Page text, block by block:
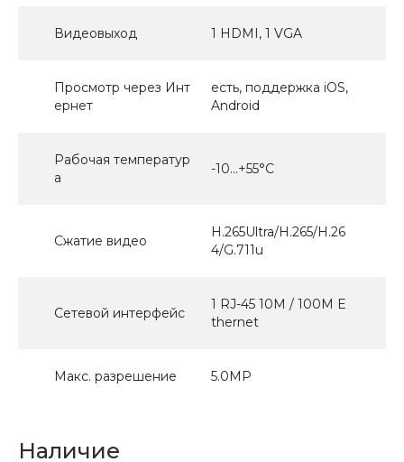
Видеовыход 1 HDMI, 1 VGA
Просмотр через Инт
ернет
есть, поддержка iOS,
Android
Рабочая температур
а
-10...+55°С
Сжатие видео
H.265Ultra/H.265/H.26
4/G.711u
Сетевой интерфейс
1 RJ-45 10M / 100M E
thernet
Макс. разрешение 5.0МР
Наличие